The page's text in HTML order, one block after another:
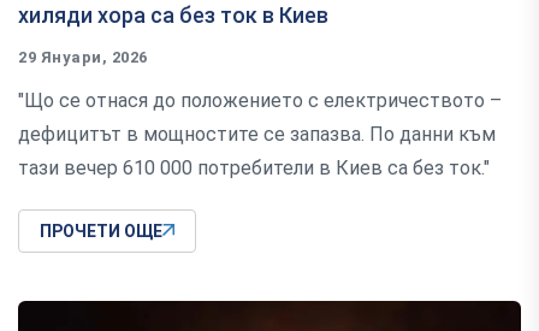
хиляди хора са без ток в Киев
29 Януари, 2026
"Що се отнася до положението с електричеството –
дефицитът в мощностите се запазва. По данни към
тази вечер 610 000 потребители в Киев са без ток."
ПРОЧЕТИ ОЩЕ